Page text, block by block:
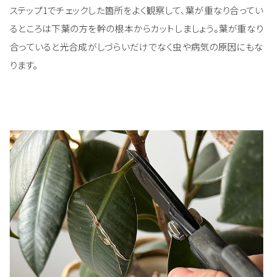
ステップ1でチェックした箇所をよく観察して、葉が重なり合ってい
るところは下葉の方を幹の根本からカットしましょう。葉が重なり
合っていると光合成がしづらいだけでなく虫や病気の原因にもな
ります。